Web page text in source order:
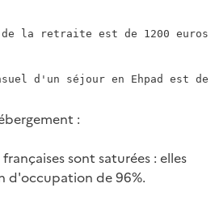
:
sont saturées : elles
d'occupation de 96%.